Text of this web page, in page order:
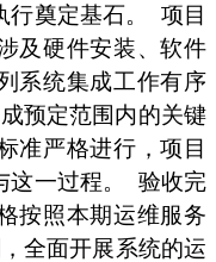
奠定基石。
项目
及硬件安装、软件
系统集成工作有序
预定范围内的关键
准严格进行，项目
一过程。
验收完
按照本期运维服务
全面开展系统的运